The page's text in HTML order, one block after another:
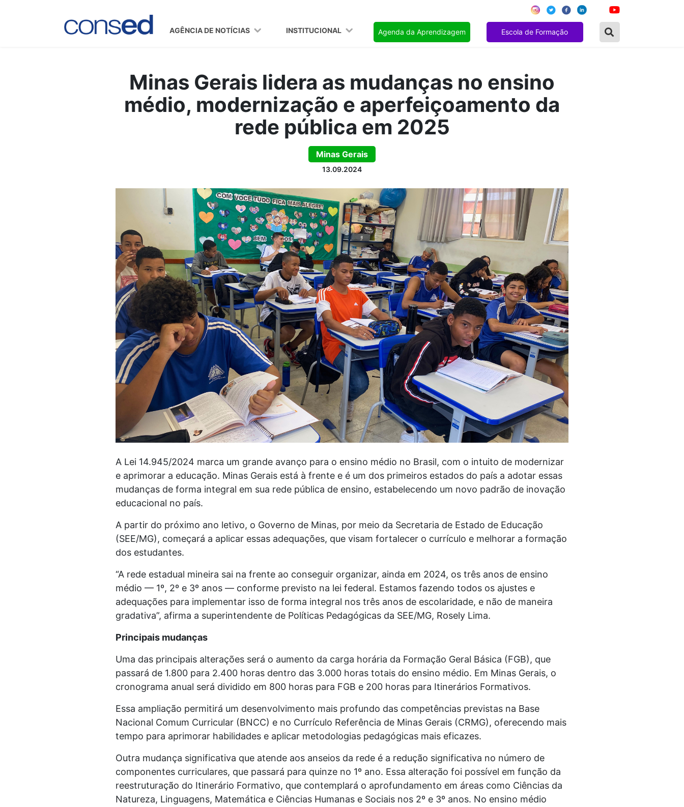
AGÊNCIA DE NOTÍCIAS INSTITUCIONAL Agenda da Aprendizagem Escola de Formação
Minas Gerais lidera as mudanças no ensino
médio, modernização e aperfeiçoamento da
rede pública em 2025
Minas Gerais
13.09.2024
A Lei 14.945/2024 marca um grande avanço para o ensino médio no Brasil, com o intuito de modernizar
e aprimorar a educação. Minas Gerais está à frente e é um dos primeiros estados do país a adotar essas
mudanças de forma integral em sua rede pública de ensino, estabelecendo um novo padrão de inovação
educacional no país.
A partir do próximo ano letivo, o Governo de Minas, por meio da Secretaria de Estado de Educação
(SEE/MG), começará a aplicar essas adequações, que visam fortalecer o currículo e melhorar a formação
dos estudantes.
“A rede estadual mineira sai na frente ao conseguir organizar, ainda em 2024, os três anos de ensino
médio — 1º, 2º e 3º anos — conforme previsto na lei federal. Estamos fazendo todos os ajustes e
adequações para implementar isso de forma integral nos três anos de escolaridade, e não de maneira
gradativa”, afirma a superintendente de Políticas Pedagógicas da SEE/MG, Rosely Lima.
Principais mudanças
Uma das principais alterações será o aumento da carga horária da Formação Geral Básica (FGB), que
passará de 1.800 para 2.400 horas dentro das 3.000 horas totais do ensino médio. Em Minas Gerais, o
cronograma anual será dividido em 800 horas para FGB e 200 horas para Itinerários Formativos.
Essa ampliação permitirá um desenvolvimento mais profundo das competências previstas na Base
Nacional Comum Curricular (BNCC) e no Currículo Referência de Minas Gerais (CRMG), oferecendo mais
tempo para aprimorar habilidades e aplicar metodologias pedagógicas mais eficazes.
Outra mudança significativa que atende aos anseios da rede é a redução significativa no número de
componentes curriculares, que passará para quinze no 1º ano. Essa alteração foi possível em função da
reestruturação do Itinerário Formativo, que contemplará o aprofundamento em áreas como Ciências da
Natureza, Linguagens, Matemática e Ciências Humanas e Sociais nos 2º e 3º anos. No ensino médio